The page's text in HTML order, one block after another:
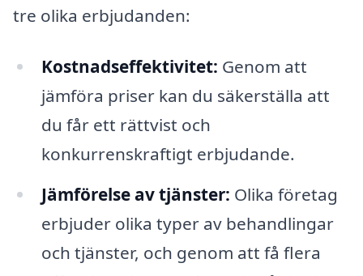
tre olika erbjudanden:
Kostnadseffektivitet: Genom att
jämföra priser kan du säkerställa att
du får ett rättvist och
konkurrenskraftigt erbjudande.
Jämförelse av tjänster: Olika företag
erbjuder olika typer av behandlingar
och tjänster, och genom att få flera